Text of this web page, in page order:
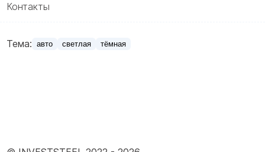
Контакты
Тема: авто светлая тёмная